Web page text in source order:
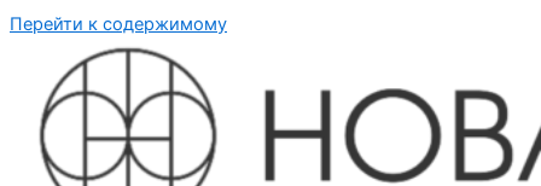
Перейти к содержимому